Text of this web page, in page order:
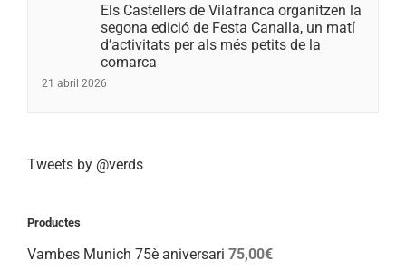
Els Castellers de Vilafranca organitzen la
segona edició de Festa Canalla, un matí
d’activitats per als més petits de la
comarca
21 abril 2026
Tweets by @verds
Productes
Vambes Munich 75è aniversari 75,00€